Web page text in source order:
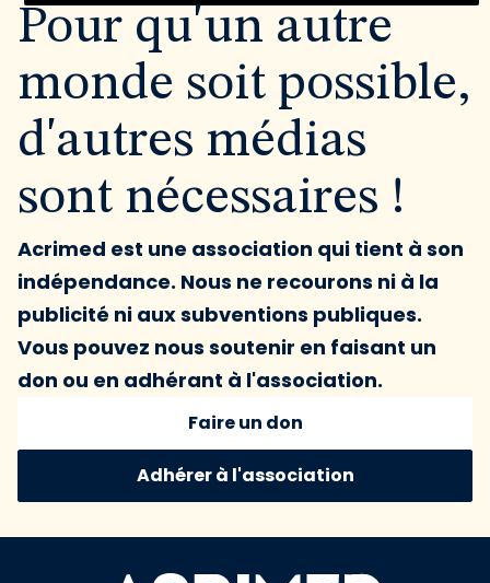
Pour qu'un autre
monde soit possible,
d'autres médias
sont nécessaires !
Acrimed est une association qui tient à son
indépendance. Nous ne recourons ni à la
publicité ni aux subventions publiques.
Vous pouvez nous soutenir en faisant un
don ou en adhérant à l'association.
Faire un don
Adhérer à l'association